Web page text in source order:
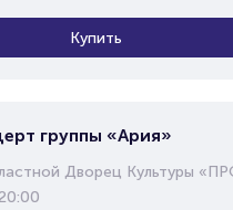
Купить
группы «Ария»
Дворец Культуры
20:00